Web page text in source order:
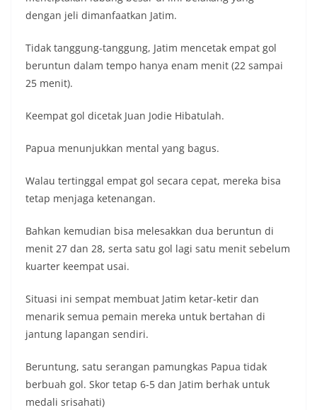
dengan jeli dimanfaatkan Jatim.
Tidak tanggung-tanggung, Jatim mencetak empat gol
beruntun dalam tempo hanya enam menit (22 sampai
25 menit).
Keempat gol dicetak Juan Jodie Hibatulah.
Papua menunjukkan mental yang bagus.
Walau tertinggal empat gol secara cepat, mereka bisa
tetap menjaga ketenangan.
Bahkan kemudian bisa melesakkan dua beruntun di
menit 27 dan 28, serta satu gol lagi satu menit sebelum
kuarter keempat usai.
Situasi ini sempat membuat Jatim ketar-ketir dan
menarik semua pemain mereka untuk bertahan di
jantung lapangan sendiri.
Beruntung, satu serangan pamungkas Papua tidak
berbuah gol. Skor tetap 6-5 dan Jatim berhak untuk
medali srisahati)